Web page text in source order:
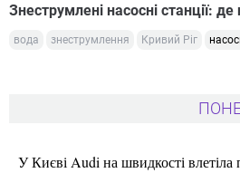
Знеструмлені насосні станції:
вода знеструмлення Кривий Ріг
У Києві Audi на швидкості влетіла